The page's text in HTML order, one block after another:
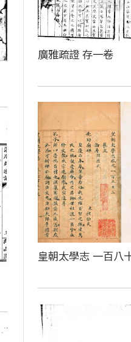
廣雅疏證 存一卷
皇朝太學志 一百八